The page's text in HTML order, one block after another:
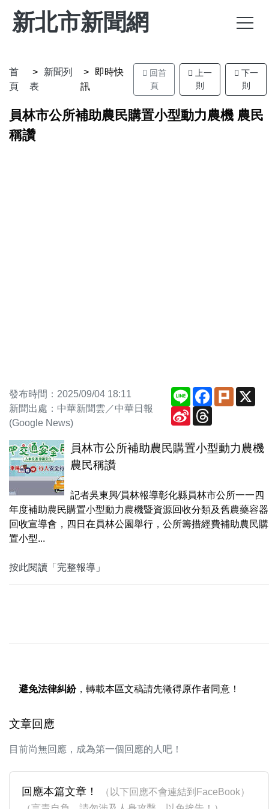
新北市新聞網
首
頁
新聞列
表
即時快
訊
回首
頁
上一
則
下一
則
員林市公所補助農民購置小型動力農機 農民
稱讚
發布時間：2025/09/04 18:11
新聞出處：中華新聞雲／中華日報
(Google News)
Line Facebook
Plurk
Sina
Weibo
員林市公所補助農民購置小型動力農機
農民稱讚
記者吳東興∕員林報導彰化縣員林市公所一一四
年度補助農民購置小型動力農機暨資源回收分類及舊農藥容器
回收宣導會，四日在員林公園舉行，公所籌措經費補助農民購
置小型...
按此閱讀「完整報導」
避免法律糾紛，轉載本區文稿請先徵得原作者同意！
文章回應
目前尚無回應，成為第一個回應的人吧！
回應本篇文章！
（以下回應不會連結到FaceBook）